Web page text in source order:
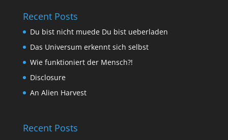
Recent Posts
Du bist nicht muede Du bist ueberladen
Das Universum erkennt sich selbst
Wie funktioniert der Mensch?!
Disclosure
An Alien Harvest
Recent Posts